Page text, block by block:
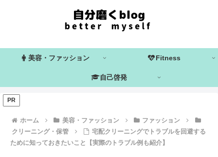
美容・ファッション Fitness
自己啓発
ホーム 美容・ファッション
ファッション
クリーニング・保管
宅配クリーニングでトラブルを回避する
ために知っておきたいこと【実際のトラブル例も紹介】
PR